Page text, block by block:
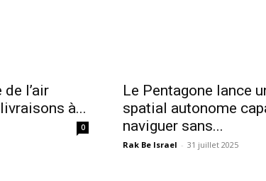
de l’air
à...
0
Le Pentagone lance
spatial autonome
naviguer sans...
Rak Be Israel - 31 juillet 2025